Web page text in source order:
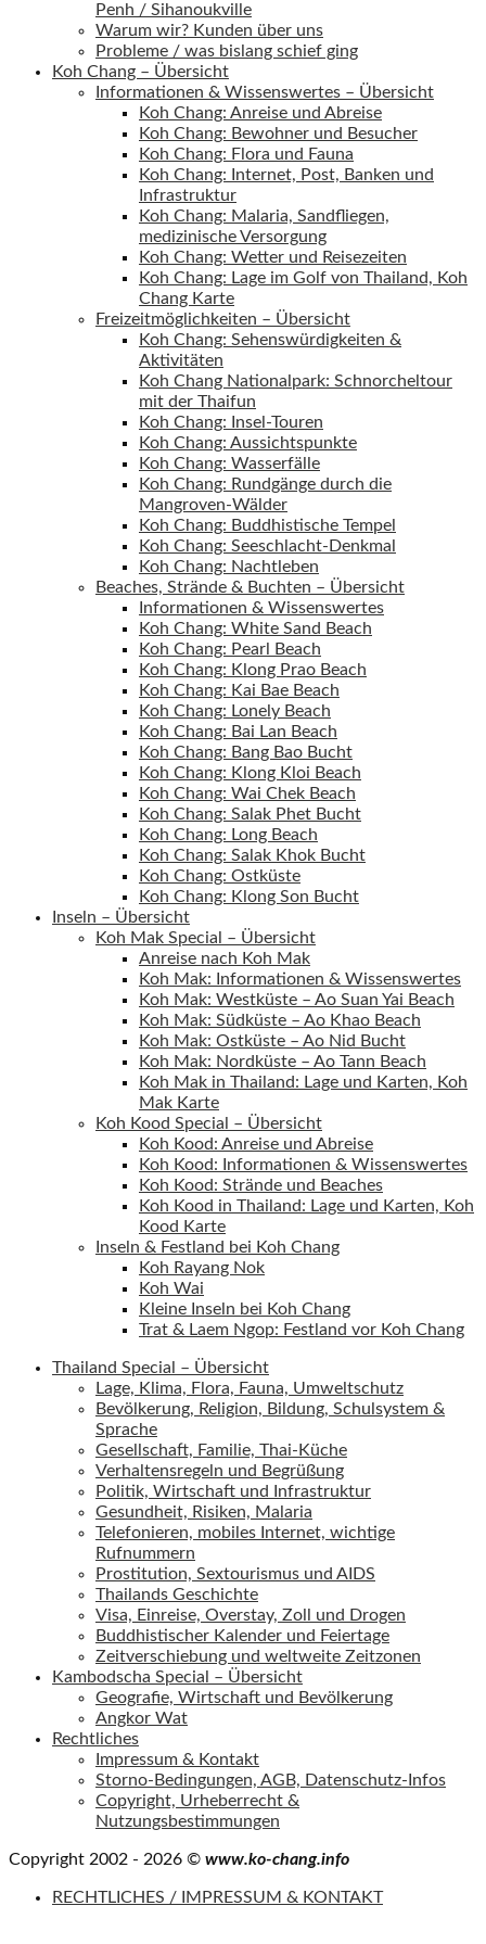
Penh / Sihanoukville
Warum wir? Kunden über uns
Probleme / was bislang schief ging
Koh Chang – Übersicht
Informationen & Wissenswertes – Übersicht
Koh Chang: Anreise und Abreise
Koh Chang: Bewohner und Besucher
Koh Chang: Flora und Fauna
Koh Chang: Internet, Post, Banken und
Infrastruktur
Koh Chang: Malaria, Sandfliegen,
medizinische Versorgung
Koh Chang: Wetter und Reisezeiten
Koh Chang: Lage im Golf von Thailand, Koh
Chang Karte
Freizeitmöglichkeiten – Übersicht
Koh Chang: Sehenswürdigkeiten &
Aktivitäten
Koh Chang Nationalpark: Schnorcheltour
mit der Thaifun
Koh Chang: Insel-Touren
Koh Chang: Aussichtspunkte
Koh Chang: Wasserfälle
Koh Chang: Rundgänge durch die
Mangroven-Wälder
Koh Chang: Buddhistische Tempel
Koh Chang: Seeschlacht-Denkmal
Koh Chang: Nachtleben
Beaches, Strände & Buchten – Übersicht
Informationen & Wissenswertes
Koh Chang: White Sand Beach
Koh Chang: Pearl Beach
Koh Chang: Klong Prao Beach
Koh Chang: Kai Bae Beach
Koh Chang: Lonely Beach
Koh Chang: Bai Lan Beach
Koh Chang: Bang Bao Bucht
Koh Chang: Klong Kloi Beach
Koh Chang: Wai Chek Beach
Koh Chang: Salak Phet Bucht
Koh Chang: Long Beach
Koh Chang: Salak Khok Bucht
Koh Chang: Ostküste
Koh Chang: Klong Son Bucht
Inseln – Übersicht
Koh Mak Special – Übersicht
Anreise nach Koh Mak
Koh Mak: Informationen & Wissenswertes
Koh Mak: Westküste – Ao Suan Yai Beach
Koh Mak: Südküste – Ao Khao Beach
Koh Mak: Ostküste – Ao Nid Bucht
Koh Mak: Nordküste – Ao Tann Beach
Koh Mak in Thailand: Lage und Karten, Koh
Mak Karte
Koh Kood Special – Übersicht
Koh Kood: Anreise und Abreise
Koh Kood: Informationen & Wissenswertes
Koh Kood: Strände und Beaches
Koh Kood in Thailand: Lage und Karten, Koh
Kood Karte
Inseln & Festland bei Koh Chang
Koh Rayang Nok
Koh Wai
Kleine Inseln bei Koh Chang
Trat & Laem Ngop: Festland vor Koh Chang
Thailand Special – Übersicht
Lage, Klima, Flora, Fauna, Umweltschutz
Bevölkerung, Religion, Bildung, Schulsystem &
Sprache
Gesellschaft, Familie, Thai-Küche
Verhaltensregeln und Begrüßung
Politik, Wirtschaft und Infrastruktur
Gesundheit, Risiken, Malaria
Telefonieren, mobiles Internet, wichtige
Rufnummern
Prostitution, Sextourismus und AIDS
Thailands Geschichte
Visa, Einreise, Overstay, Zoll und Drogen
Buddhistischer Kalender und Feiertage
Zeitverschiebung und weltweite Zeitzonen
Kambodscha Special – Übersicht
Geografie, Wirtschaft und Bevölkerung
Angkor Wat
Rechtliches
Impressum & Kontakt
Storno-Bedingungen, AGB, Datenschutz-Infos
Copyright, Urheberrecht &
Nutzungsbestimmungen
Copyright 2002 - 2026 © www.ko-chang.info
RECHTLICHES / IMPRESSUM & KONTAKT